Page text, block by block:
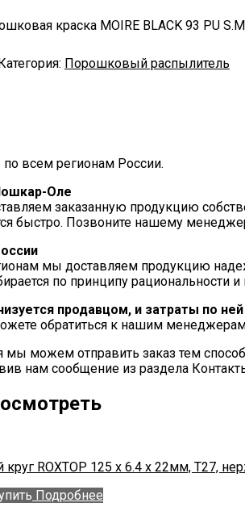
краска MOIRE BLACK 93 PU
Порошковый распылитель
всем регионам России.
Оле
заказанную продукцию
быстро. Позвоните нашему
мы доставляем продукцию
по принципу рациональности
продавцом, и затраты по
обратиться к нашим
можем отправить заказ тем
нам сообщение из раздела
круг ROXTOP 125 x 6.4 x 22мм, Т27,
Подробнее